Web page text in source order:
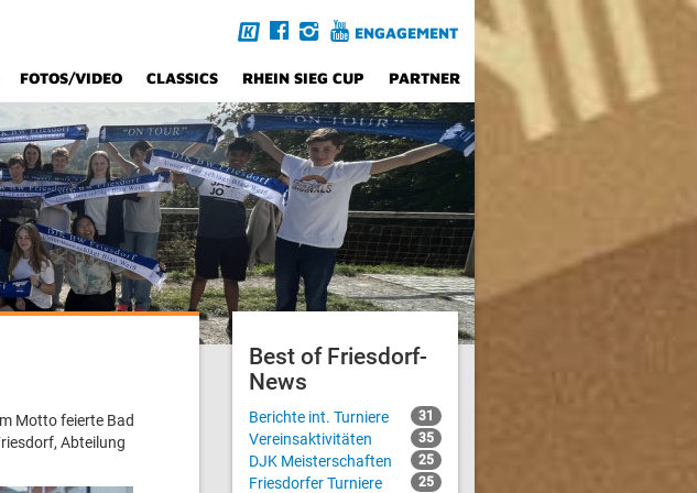
ENGAGEMENT
FOTOS/VIDEO CLASSICS RHEIN SIEG CUP PARTNER
Motto feierte Bad
Abteilung
Best of Friesdorf-
News
Berichte int. Turniere 31
Vereinsaktivitäten 35
DJK Meisterschaften 25
Friesdorfer Turniere 25